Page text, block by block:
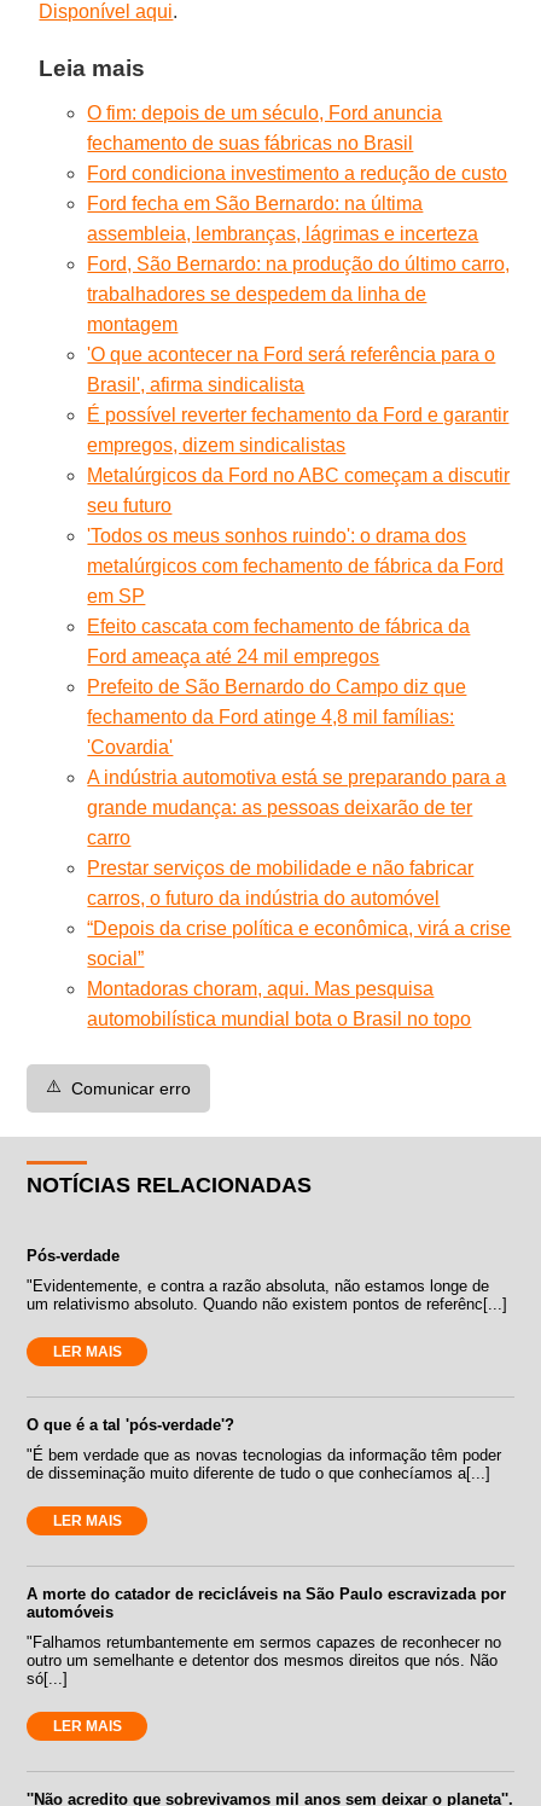
Disponível aqui.
Leia mais
O fim: depois de um século, Ford anuncia
fechamento de suas fábricas no Brasil
Ford condiciona investimento a redução de custo
Ford fecha em São Bernardo: na última
assembleia, lembranças, lágrimas e incerteza
Ford, São Bernardo: na produção do último carro,
trabalhadores se despedem da linha de
montagem
'O que acontecer na Ford será referência para o
Brasil', afirma sindicalista
É possível reverter fechamento da Ford e garantir
empregos, dizem sindicalistas
Metalúrgicos da Ford no ABC começam a discutir
seu futuro
'Todos os meus sonhos ruindo': o drama dos
metalúrgicos com fechamento de fábrica da Ford
em SP
Efeito cascata com fechamento de fábrica da
Ford ameaça até 24 mil empregos
Prefeito de São Bernardo do Campo diz que
fechamento da Ford atinge 4,8 mil famílias:
'Covardia'
A indústria automotiva está se preparando para a
grande mudança: as pessoas deixarão de ter
carro
Prestar serviços de mobilidade e não fabricar
carros, o futuro da indústria do automóvel
“Depois da crise política e econômica, virá a crise
social”
Montadoras choram, aqui. Mas pesquisa
automobilística mundial bota o Brasil no topo
⚠️ Comunicar erro
NOTÍCIAS RELACIONADAS
Pós-verdade
"Evidentemente, e contra a razão absoluta, não estamos longe de
um relativismo absoluto. Quando não existem pontos de referênc[...]
LER MAIS
O que é a tal 'pós-verdade'?
"É bem verdade que as novas tecnologias da informação têm poder
de disseminação muito diferente de tudo o que conhecíamos a[...]
LER MAIS
A morte do catador de recicláveis na São Paulo escravizada por
automóveis
"Falhamos retumbantemente em sermos capazes de reconhecer no
outro um semelhante e detentor dos mesmos direitos que nós. Não
só[...]
LER MAIS
''Não acredito que sobrevivamos mil anos sem deixar o planeta''.